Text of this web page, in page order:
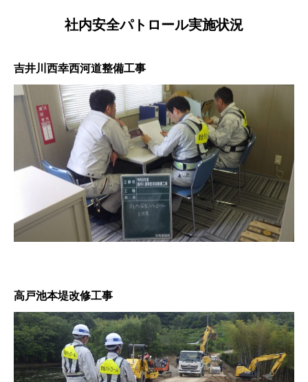
社内安全パトロール実施状況
吉井川西幸西河道整備工事
高戸池本堤改修工事